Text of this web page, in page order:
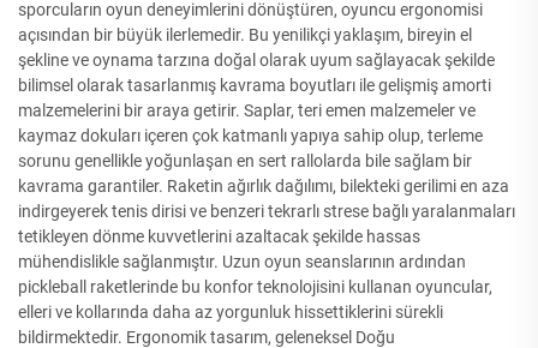
sporcuların oyun deneyimlerini dönüştüren, oyuncu ergonomisi
açısından bir büyük ilerlemedir. Bu yenilikçi yaklaşım, bireyin el
şekline ve oynama tarzına doğal olarak uyum sağlayacak şekilde
bilimsel olarak tasarlanmış kavrama boyutları ile gelişmiş amorti
malzemelerini bir araya getirir. Saplar, teri emen malzemeler ve
kaymaz dokuları içeren çok katmanlı yapıya sahip olup, terleme
sorunu genellikle yoğunlaşan en sert rallolarda bile sağlam bir
kavrama garantiler. Raketin ağırlık dağılımı, bilekteki gerilimi en aza
indirgeyerek tenis dirisi ve benzeri tekrarlı strese bağlı yaralanmaları
tetikleyen dönme kuvvetlerini azaltacak şekilde hassas
mühendislikle sağlanmıştır. Uzun oyun seanslarının ardından
pickleball raketlerinde bu konfor teknolojisini kullanan oyuncular,
elleri ve kollarında daha az yorgunluk hissettiklerini sürekli
bildirmektedir. Ergonomik tasarım, geleneksel Doğu